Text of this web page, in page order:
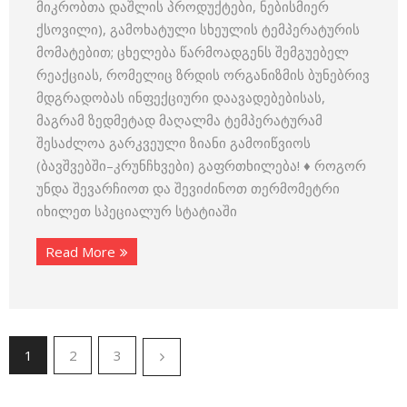
მიკრობთა დაშლის პროდუქტები, ნებისმიერ
ქსოვილი), გამოხატული სხეულის ტემპერატურის
მომატებით; ცხელება წარმოადგენს შემგუებელ
რეაქციას, რომელიც ზრდის ორგანიზმის ბუნებრივ
მდგრადობას ინფექციური დაავადებებისას,
მაგრამ ზედმეტად მაღალმა ტემპერატურამ
შესაძლოა გარკვეული ზიანი გამოიწვიოს
(ბავშვებში–კრუნჩხვები) გაფრთხილება! ♦ როგორ
უნდა შევარჩიოთ და შევიძინოთ თერმომეტრი
იხილეთ სპეციალურ სტატიაში
Read More
1 2 3